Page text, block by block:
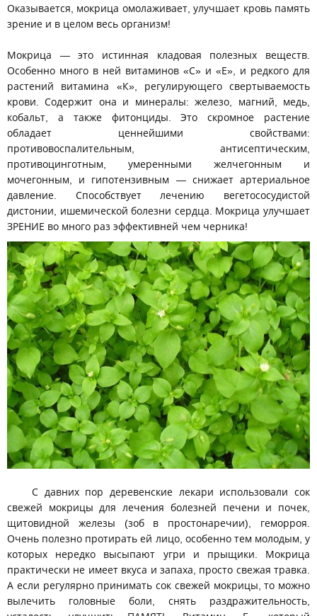
Оказывается, мокрица омолаживает, улучшает кровь память
зрение и в целом весь организм!
Мокрица — это истинная кладовая полезных веществ.
Особенно много в ней витаминов «С» и «Е», и редкого для
растений витамина «К», регулирующего свертываемость
крови. Содержит она и минералы: железо, магний, медь,
кобальт, а также фитонциды. Это скромное растение
обладает ценнейшими свойствами:
противовоспалительным, антисептическим,
противоцинготным, умеренными желчегонным и
мочегонным, и гипотензивным — снижает артериальное
давление. Способствует лечению вегетососудистой
дистонии, ишемической болезни сердца. Мокрица улучшает
ЗРЕНИЕ во много раз эффективней чем черника!
С давних пор деревенские лекари использовали сок
свежей мокрицы для лечения болезней печени и почек,
щитовидной железы (зоб в простонаречии), геморроя.
Очень полезно протирать ей лицо, особенно тем молодым, у
которых нередко высыпают угри и прыщики. Мокрица
практически не имеет вкуса и запаха, просто свежая травка.
А если регулярно принимать сок свежей мокрицы, то можно
вылечить головные боли, снять раздражительность,